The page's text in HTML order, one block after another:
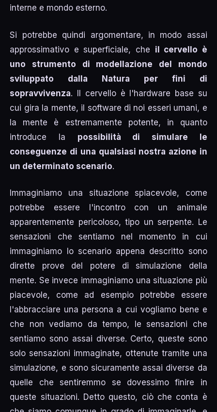
interne e mondo esterno.
Si potrebbe quindi argomentare, in modo assai
approssimativo e superficiale, che il cervello è
uno strumento di modellazione del mondo
sviluppato dalla Natura per fini di
sopravvivenza. Il cervello è l'hardware base su
cui gira la mente, il software di noi esseri umani, e
la mente è estremamente potente, in quanto
introduce la possibilità di simulare le
conseguenze di una qualsiasi nostra azione in
un determinato scenario.
Immaginiamo una situazione spiacevole, come
potrebbe essere l'incontro con un animale
apparentemente pericoloso, tipo un serpente. Le
sensazioni che sentiamo nel momento in cui
immaginiamo lo scenario appena descritto sono
dirette prove del potere di simulazione della
mente. Se invece immaginiamo una situazione più
piacevole, come ad esempio potrebbe essere
l'abbracciare una persona a cui vogliamo bene e
che non vediamo da tempo, le sensazioni che
sentiamo sono assai diverse. Certo, queste sono
solo sensazioni immaginate, ottenute tramite una
simulazione, e sono sicuramente assai diverse da
quelle che sentiremmo se dovessimo finire in
queste situazioni. Detto questo, ciò che conta è